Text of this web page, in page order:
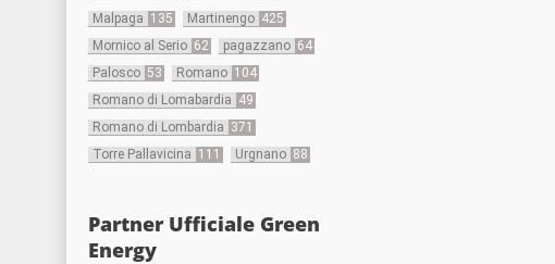
Malpaga 135 Martinengo 425
Mornico al Serio 62 pagazzano 64
Palosco 53 Romano 104
Romano di Lomabardia 49
Romano di Lombardia 371
Torre Pallavicina 111 Urgnano 88
Partner Ufficiale Green
Energy